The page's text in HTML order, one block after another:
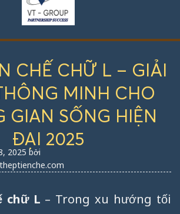
CHẾ CHỮ L – GIẢI
MINH CHO
GIAN SỐNG HIỆN
ĐẠI 2025
2025 bởi
chữ L – Trong xu hướng tối